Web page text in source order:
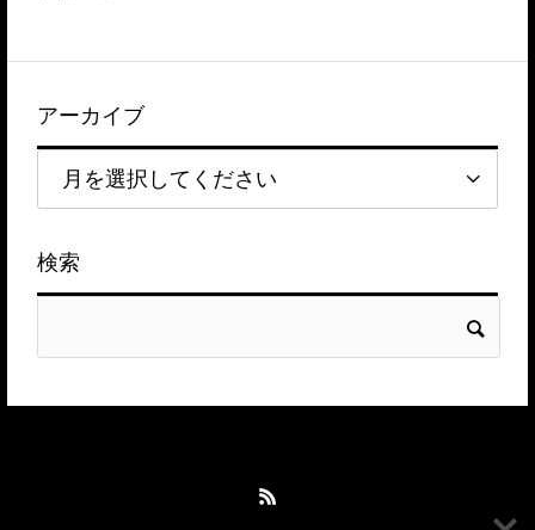
アーカイブ
検索